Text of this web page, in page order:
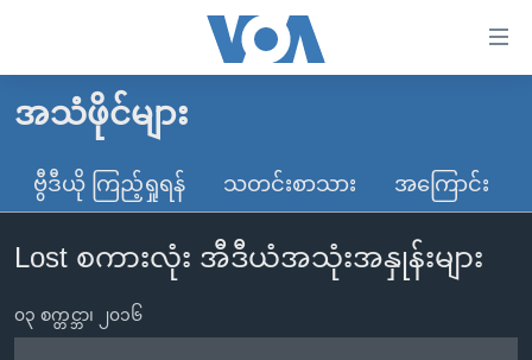
လွယ်ကူ
သည့်
များ
ပင်မ
မူလစာမျက်နှာ
မြန်မာ
ကမ္ဘာ့သတင်းများ
နိုင်ငံတကာ
တရုတ်
ဗွီဒီယို
ရပ်ဝန်းတခု လမ်းတခု အလွန်
အသံဖိုင်များ
ဗွီဒီယို ကြည့်ရှုရန် သတင်းစာသား အကြောင်း
Lost စကားလုံး အီဒီယံအသုံးအနှုန်းများ
၀၃ စက္တင္ဘာ၊ ၂၀၁၆